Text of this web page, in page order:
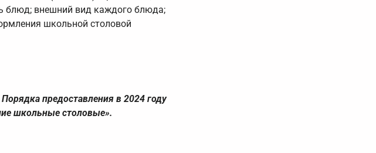
блюд; внешний вид каждого блюда;
школьной столовой
предоставления в 2024 году
школьные столовые».